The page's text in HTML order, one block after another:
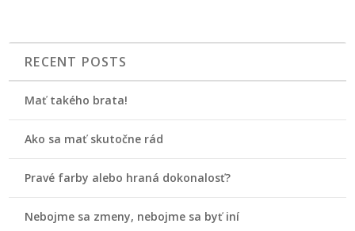
RECENT POSTS
Mať takého brata!
Ako sa mať skutočne rád
Pravé farby alebo hraná dokonalosť?
Nebojme sa zmeny, nebojme sa byť iní